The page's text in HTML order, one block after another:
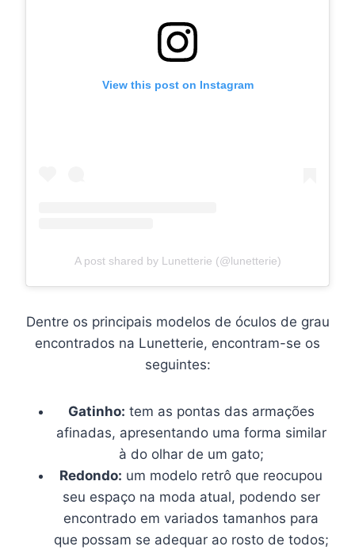
View this post on Instagram
A post shared by Lunetterie (@lunetterie)
Dentre os principais modelos de óculos de grau
encontrados na Lunetterie, encontram-se os
seguintes:
Gatinho: tem as pontas das armações
afinadas, apresentando uma forma similar
à do olhar de um gato;
Redondo: um modelo retrô que reocupou
seu espaço na moda atual, podendo ser
encontrado em variados tamanhos para
que possam se adequar ao rosto de todos;